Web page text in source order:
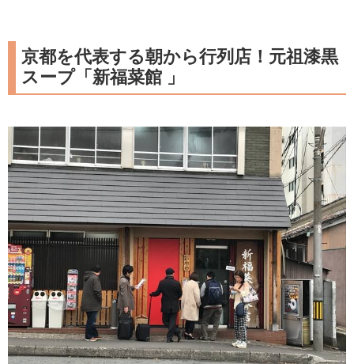
京都を代表する朝から行列店！元祖漆黒
スープ「新福菜館 」